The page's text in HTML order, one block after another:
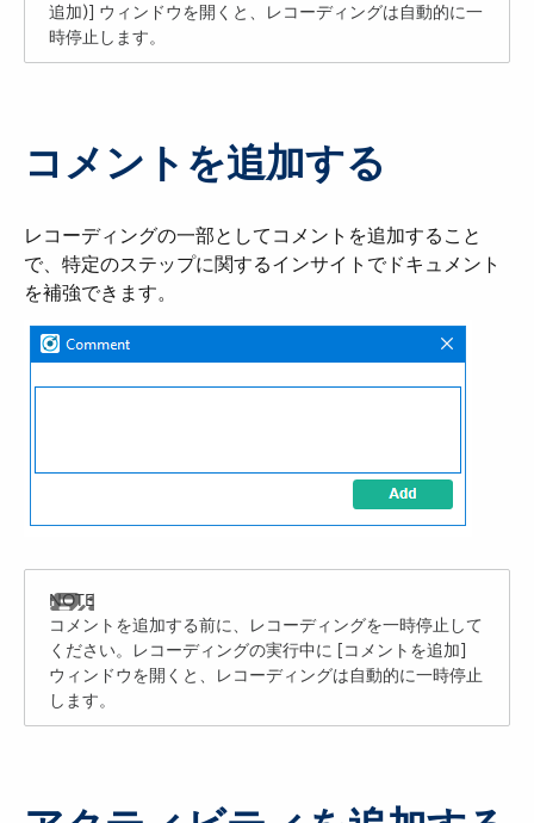
追加)] ウィンドウを開くと、レコーディングは自動的に一
時停止します。
コメントを追加する
レコーディングの一部としてコメントを追加すること
で、特定のステップに関するインサイトでドキュメント
を補強できます。
コメントを追加する前に、レコーディングを一時停止して
ください。レコーディングの実行中に [コメントを追加]
ウィンドウを開くと、レコーディングは自動的に一時停止
します。